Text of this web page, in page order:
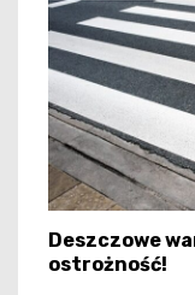
Deszczowe
ostrożność!